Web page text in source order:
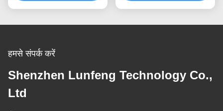
हमसे संपर्क करें
Shenzhen Lunfeng Technology Co.,
Ltd